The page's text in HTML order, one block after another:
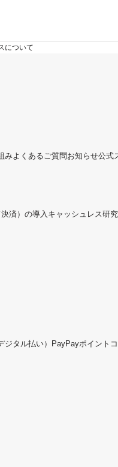
について
みよくあるご質問お知らせ公式
済）の導入 キャッシュレス研
タル払い） PayPayポイント